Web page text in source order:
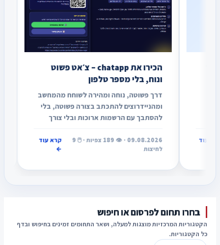
הכירו את chatapp – צ׳אט פשוט
ונוח, בלי מספר טלפון
דרך פשוטה, נוחה ומהירה לשוחח מהמחשב
ומהניידרוצים להתכתב בצורה פשוטה, בלי
להסתבך עם הרשמות ארוכות ובלי צורך
אפליקציית צ׳אט שמאפשרת למשתמש…
09.08.2026 · 👁️ 189 צפיות · 🖱️ 9
04.08.2026 · 👁️ 1,033 צפיות · 🖱️ 27
בחרו תחום לפרסום או חיפוש
הקטגוריות המרכזיות מוצגות למעלה, ושאר התחומים זמינים בחיפוש ובדף
כל הקטגוריות.